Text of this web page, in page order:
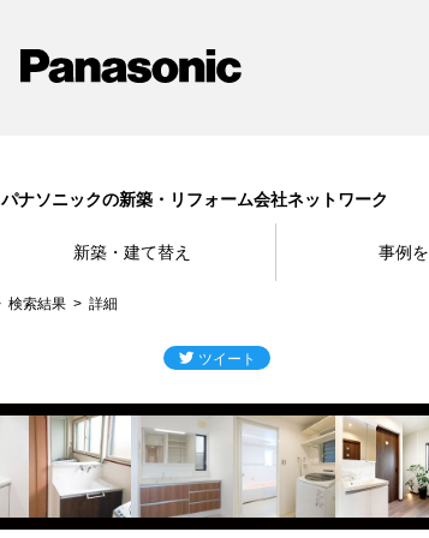
パナソニックの新築・リフォーム会社ネットワーク
新築・建て替え 事例
検索結果 詳細